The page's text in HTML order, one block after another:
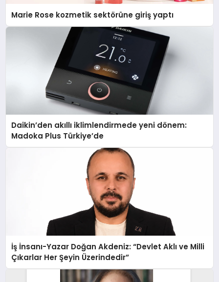
Marie Rose kozmetik sektörüne giriş yaptı
Daikin’den akıllı iklimlendirmede yeni dönem:
Madoka Plus Türkiye’de
İş İnsanı-Yazar Doğan Akdeniz: “Devlet Aklı ve Milli
Çıkarlar Her Şeyin Üzerindedir”